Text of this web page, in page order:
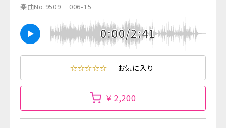
楽曲No.9509 006-15
0:00/2:41
☆☆☆☆☆ お気に入り
￥2,200